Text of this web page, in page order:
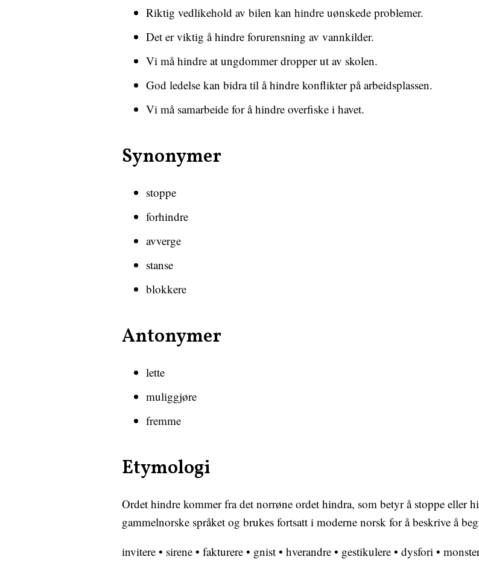
Riktig vedlikehold av bilen kan hindre uønskede problemer.
Det er viktig å hindre forurensning av vannkilder.
Vi må hindre at ungdommer dropper ut av skolen.
God ledelse kan bidra til å hindre konflikter på arbeidsplassen.
Vi må samarbeide for å hindre overfiske i havet.
Synonymer
stoppe
forhindre
avverge
stanse
blokkere
Antonymer
lette
muliggjøre
fremme
Etymologi
Ordet hindre kommer fra det norrøne ordet hindra, som betyr å stoppe eller
gammelnorske språket og brukes fortsatt i moderne norsk for å beskrive å
invitere • sirene • fakturere • gnist • hverandre • gestikulere • dysfori •